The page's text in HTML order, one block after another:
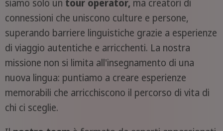
siamo solo un tour operator, ma creatori di
connessioni che uniscono culture e persone,
superando barriere linguistiche grazie a esperienze
di viaggio autentiche e arricchenti. La nostra
missione non si limita all'insegnamento di una
nuova lingua: puntiamo a creare esperienze
memorabili che arricchiscono il percorso di vita di
chi ci sceglie.